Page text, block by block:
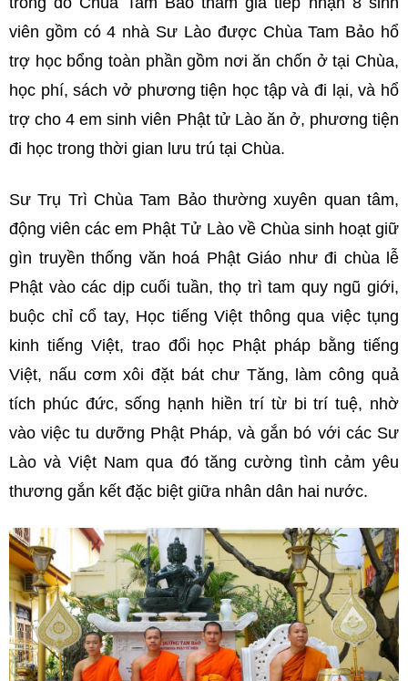
viên gồm có 4 nhà Sư Lào được Chùa Tam Bảo hổ
trợ học bổng toàn phần gồm nơi ăn chốn ở tại Chùa,
học phí, sách vở phương tiện học tập và đi lại, và hổ
trợ cho 4 em sinh viên Phật tử Lào ăn ở, phương tiện
đi học trong thời gian lưu trú tại Chùa.
Sư Trụ Trì Chùa Tam Bảo thường xuyên quan tâm,
động viên các em Phật Tử Lào về Chùa sinh hoạt giữ
gìn truyền thống văn hoá Phật Giáo như đi chùa lễ
Phật vào các dịp cuối tuần, thọ trì tam quy ngũ giới,
buộc chỉ cổ tay, Học tiếng Việt thông qua việc tụng
kinh tiếng Việt, trao đổi học Phật pháp bằng tiếng
Việt, nấu cơm xôi đặt bát chư Tăng, làm công quả
tích phúc đức, sống hạnh hiền trí từ bi trí tuệ, nhờ
vào việc tu dưỡng Phật Pháp, và gắn bó với các Sư
Lào và Việt Nam qua đó tăng cường tình cảm yêu
thương gắn kết đặc biệt giữa nhân dân hai nước.